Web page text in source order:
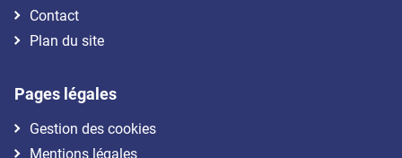
Contact
Plan du site
Pages légales
Gestion des cookies
Mentions légales